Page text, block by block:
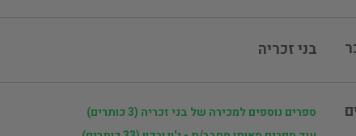
בני זכריה
ספרים נוספים למכירה של בני זכריה (3 כותרים)